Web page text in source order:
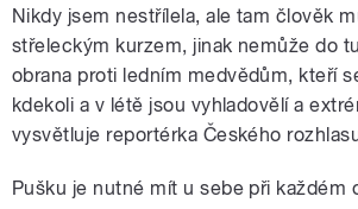
Nikdy jsem nestřílela, ale tam člověk
střeleckým kurzem, jinak nemůže do
obrana proti ledním medvědům, kteří
kdekoli a v létě jsou vyhladovělí a
vysvětluje reportérka Českého
Pušku je nutné mít u sebe při každém